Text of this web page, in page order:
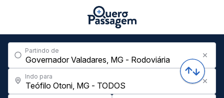
Partindo de
Indo para